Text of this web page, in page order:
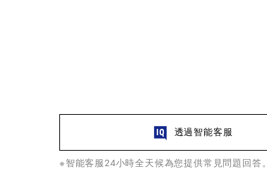
透過智能客服
※智能客服24小時全天候為您提供常見問題回答。